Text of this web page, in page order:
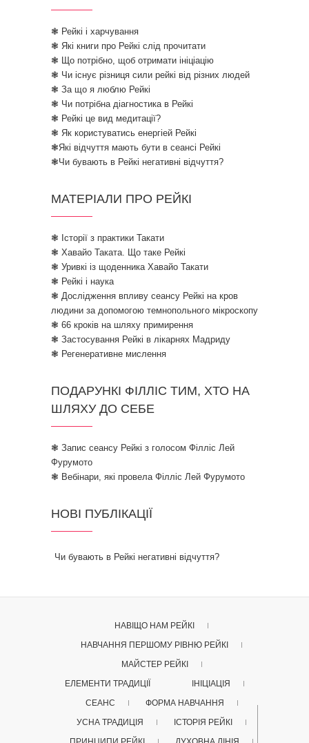
❃ Рейкі і харчування
❃ Які книги про Рейкі слід прочитати
❃ Що потрібно, щоб отримати ініціацію
❃ Чи існує різниця сили рейкі від різних людей
❃ За що я люблю Рейкі
❃ Чи потрібна діагностика в Рейкі
❃ Рейкі це вид медитації?
❃ Як користуватись енергіей Рейкі
❃Які відчуття мають бути в сеансі Рейкі
❃Чи бувають в Рейкі негативні відчуття?
МАТЕРІАЛИ ПРО РЕЙКІ
❃ Історії з практики Такати
❃ Хавайо Таката. Що таке Рейкі
❃ Уривкі із щоденника Хавайо Такати
❃ Рейкі і наука
❃ Дослідження впливу сеансу Рейкі на кров
людини за допомогою темнопольного мікроскопу
❃ 66 кроків на шляху примирення
❃ Застосування Рейкі в лікарнях Мадриду
❃ Регенеративне мислення
ПОДАРУНКІ ФІЛЛІС ТИМ, ХТО НА
ШЛЯХУ ДО СЕБЕ
❃ Запис сеансу Рейкі з голосом Філліс Лей
Фурумото
❃ Вебінари, які провела Філліс Лей Фурумото
НОВІ ПУБЛІКАЦІЇ
Чи бувають в Рейкі негативні відчуття?
НАВІЩО НАМ РЕЙКІ
НАВЧАННЯ ПЕРШОМУ РІВНЮ РЕЙКІ
МАЙСТЕР РЕЙКІ
ЕЛЕМЕНТИ ТРАДИЦІЇ
ІНІЦІАЦІЯ
СЕАНС
ФОРМА НАВЧАННЯ
УСНА ТРАДИЦІЯ
ІСТОРІЯ РЕЙКІ